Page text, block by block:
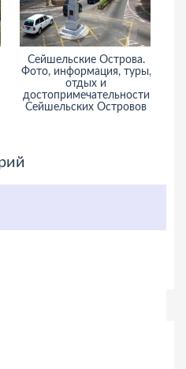
Сейшельские Острова.
Фото, информация, туры,
отдых и
достопримечательности
Сейшельских Островов